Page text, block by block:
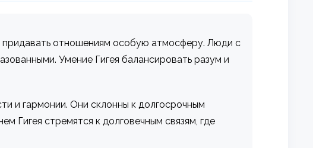
придавать отношениям особую атмосферу. Люди с
Умение Гигея балансировать разум и
и гармонии. Они склонны к долгосрочным
Гигея стремятся к долговечным связям, где